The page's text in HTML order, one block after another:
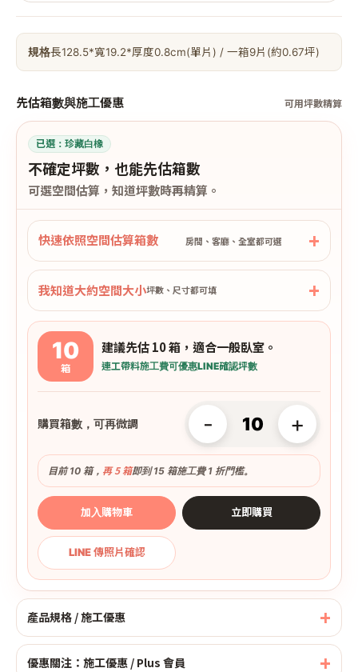
規格長128.5*寬19.2*厚度0.8cm(單片) / 一箱9片(約0.67坪)
先估箱數與施工優惠 可用坪數精算
已選： 珍藏白橡
不確定坪數，也能先估箱數
可選空間估算，知道坪數時再精算。
快速依照空間估算箱數 房間、客廳、全室都可選
我知道大約空間大小坪數、尺寸都可填
10
箱
建議先估 10 箱，適合一般臥室。
連工帶料施工費可優惠LINE確認坪數
購買箱數，可再微調 - +
目前 10 箱， 再 5 箱即到 15 箱施工費 1 折門檻。
加入購物車 立即購買
LINE 傳照片確認
產品規格 / 施工優惠
優惠關注：施工優惠 / Plus 會員